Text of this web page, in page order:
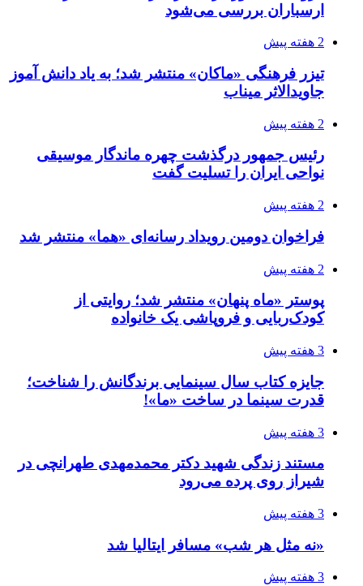
ارسباران بررسی می‌شود
2 هفته پیش
تیزر فرهنگی «ماکان» منتشر شد؛ به یاد دانش آموز
جاویدالاثر میناب
2 هفته پیش
رئیس جمهور درگذشت چهره ماندگار موسیقی
نواحی ایران را تسلیت گفت
2 هفته پیش
فراخوان دومین رویداد رسانه‌ای «هما» منتشر شد
2 هفته پیش
پوستر «ماه پنهان» منتشر شد؛ روایتی از
کودک‌ربایی و فروپاشی یک خانواده
3 هفته پیش
جایزه کتاب سال سینمایی برندگانش را شناخت؛
قدرت سینما در ساخت «ما»!
3 هفته پیش
مستند زندگی شهید دکتر محمدمهدی طهرانچی در
شیراز روی پرده می‌رود
3 هفته پیش
«نه مثل هر شب» مسافر ایتالیا شد
3 هفته پیش